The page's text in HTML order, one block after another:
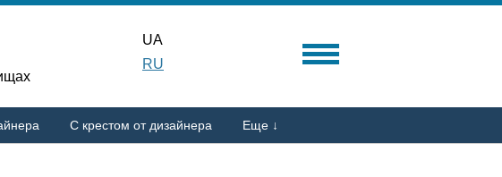
UA
RU
С крестом от дизайнера Еще ↓